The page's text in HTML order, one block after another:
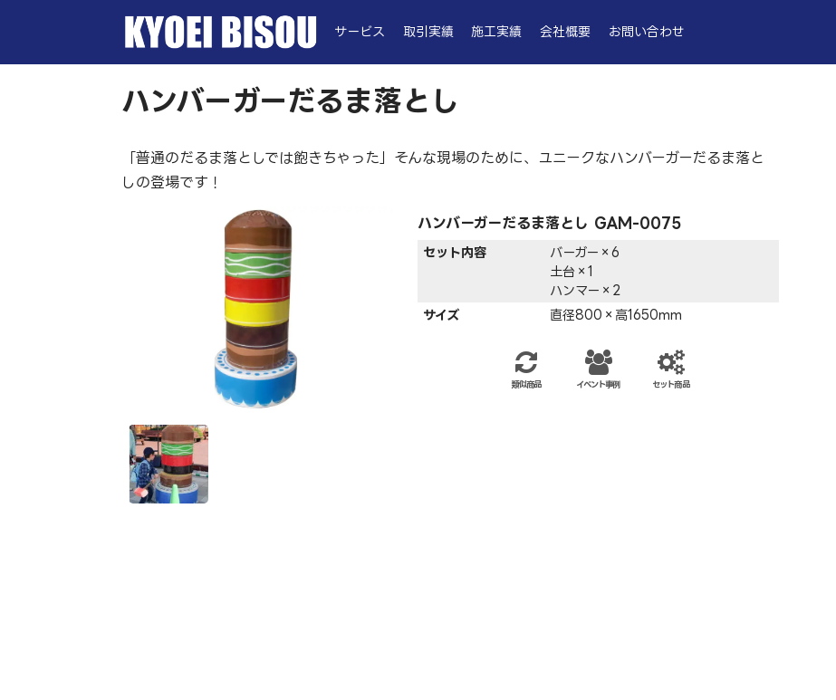
サービス 取引実績 施工実績 会社概要 お問い合わせ
ハンバーガーだるま落とし
「普通のだるま落としでは飽きちゃった」そんな現場のために、ユニークなハンバーガーだるま落と
しの登場です！
ハンバーガーだるま落とし GAM-0075
セット内容
バーガー×6
土台×1
ハンマー×2
サイズ
直径800×高1650mm
類似商品 イベント事例 セット商品